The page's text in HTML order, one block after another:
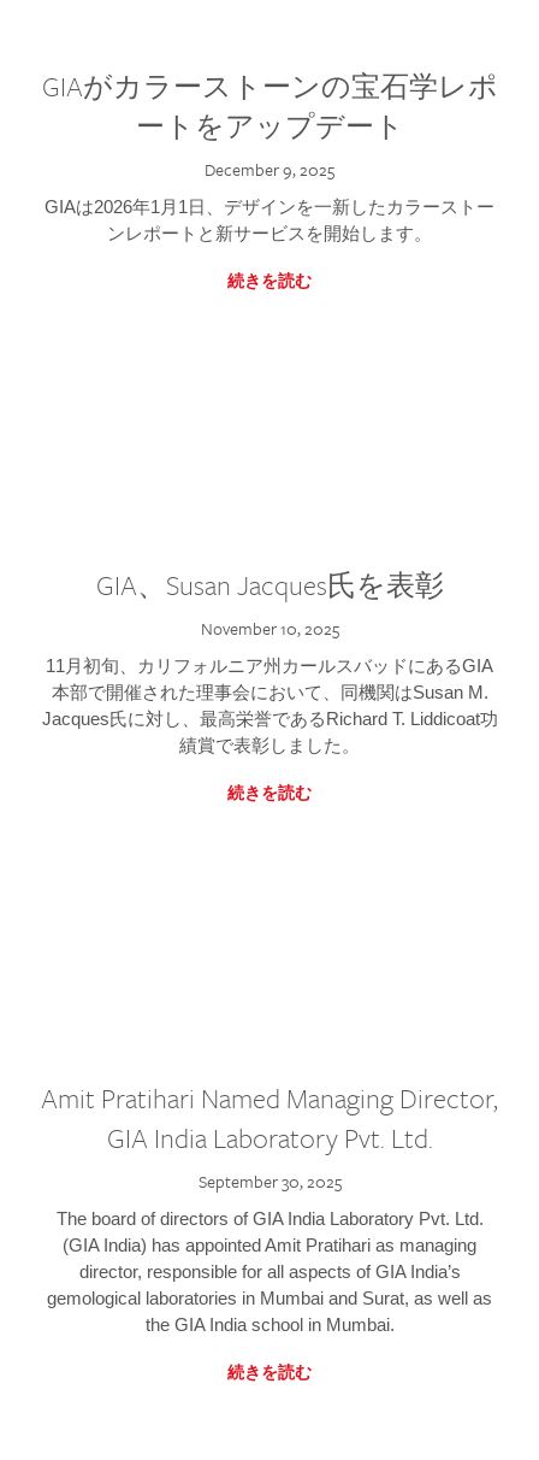
GIAがカラーストーンの宝石学レポ
ートをアップデート
December 9, 2025
GIAは2026年1月1日、デザインを一新したカラーストー
ンレポートと新サービスを開始します。
続きを読む
GIA、Susan Jacques氏を表彰
November 10, 2025
11月初旬、カリフォルニア州カールスバッドにあるGIA
本部で開催された理事会において、同機関はSusan M.
Jacques氏に対し、最高栄誉であるRichard T. Liddicoat功
績賞で表彰しました。
続きを読む
Amit Pratihari Named Managing Director,
GIA India Laboratory Pvt. Ltd.
September 30, 2025
The board of directors of GIA India Laboratory Pvt. Ltd.
(GIA India) has appointed Amit Pratihari as managing
director, responsible for all aspects of GIA India’s
gemological laboratories in Mumbai and Surat, as well as
the GIA India school in Mumbai.
続きを読む